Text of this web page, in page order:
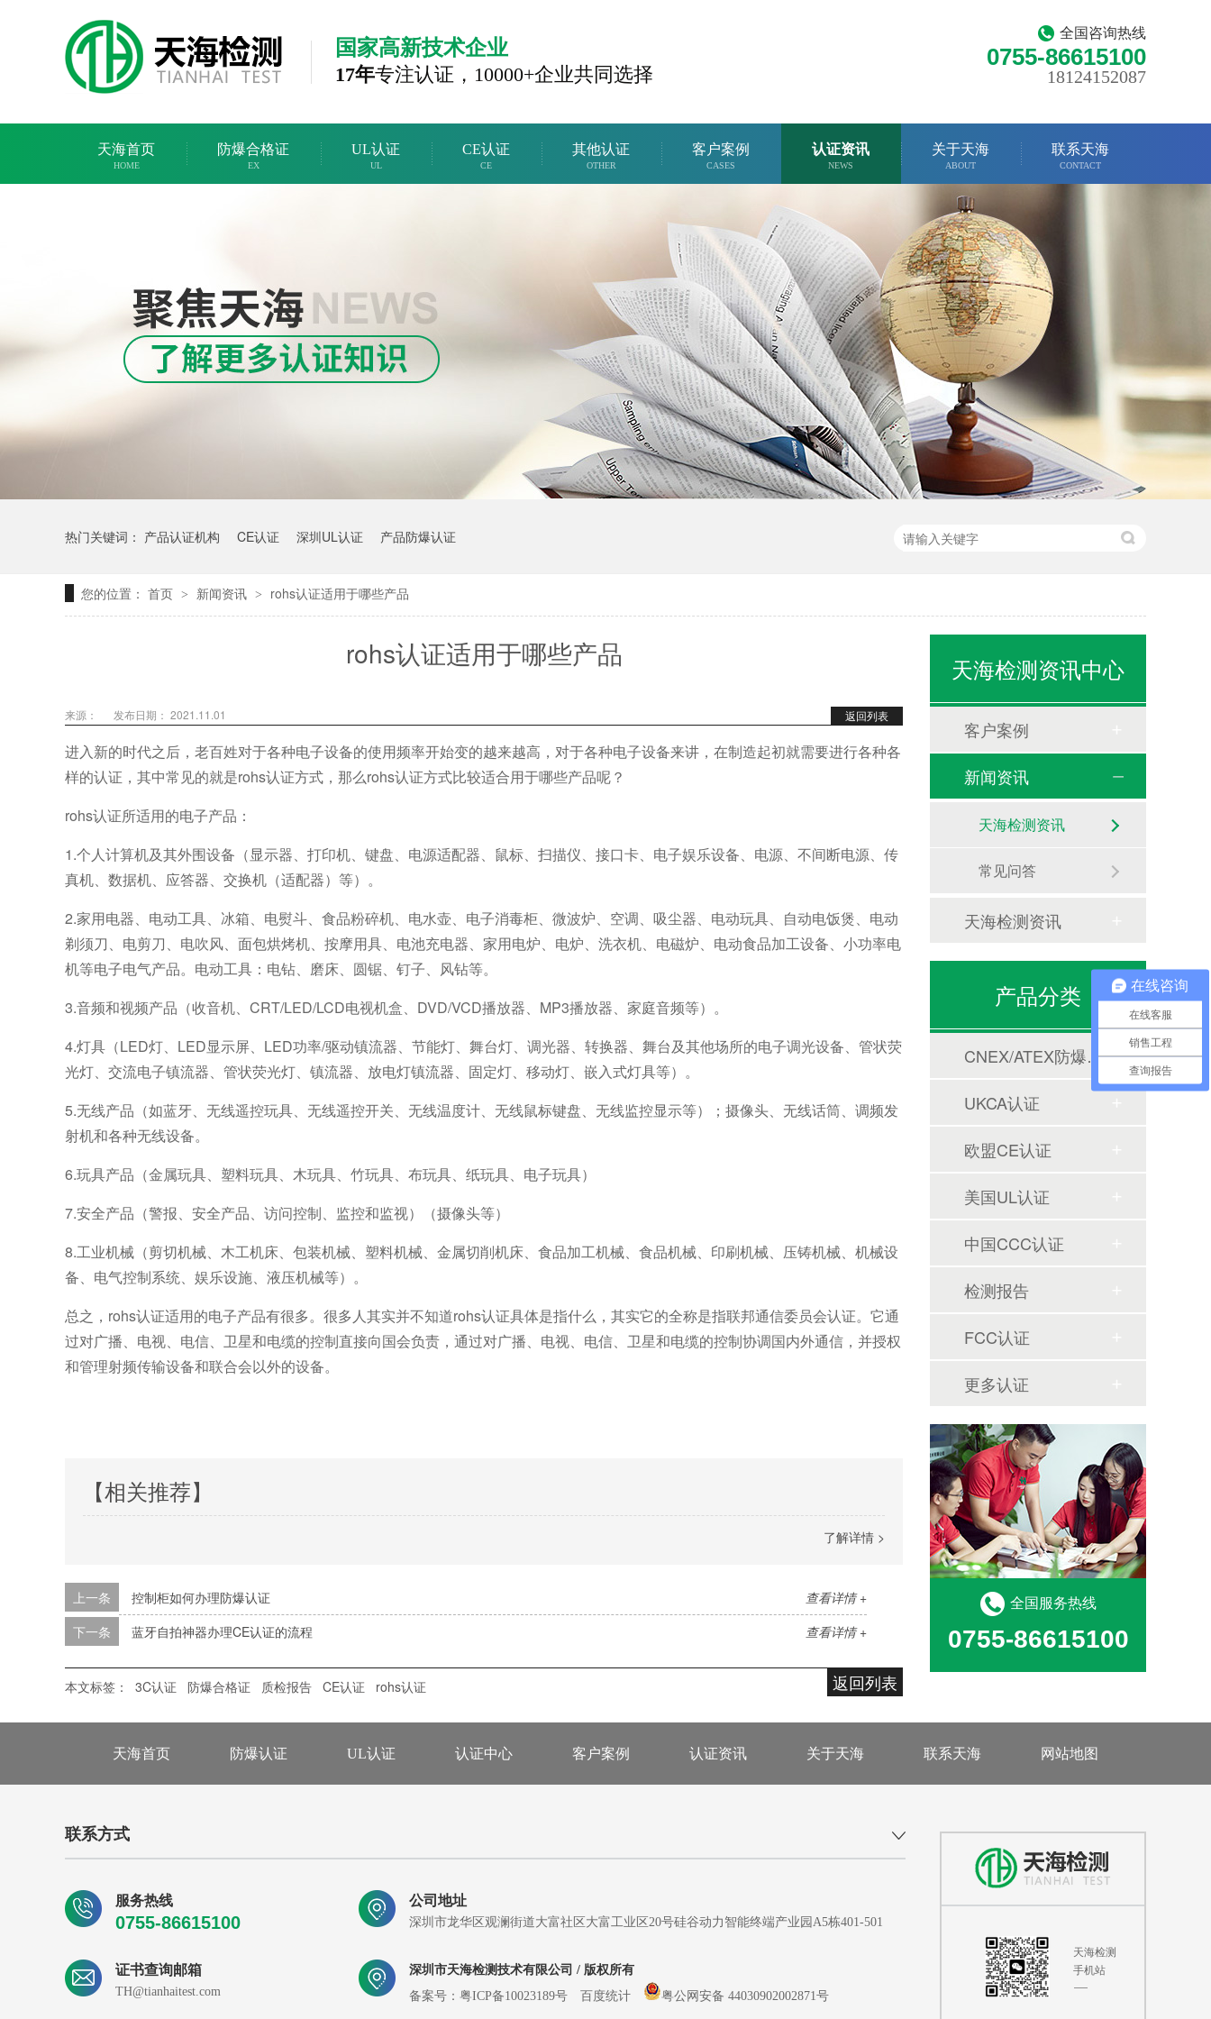
全国咨询热线
0755-86615100
18124152087
国家高新技术企业
17年专注认证， 10000+企业共同选择
天海首页
HOME
防爆合格证
EX
UL认证
UL
CE认证
CE
其他认证
OTHER
客户案例
CASES
认证资讯
NEWS
关于天海
ABOUT
联系天海
CONTACT
热门关键词： 产品认证机构 CE认证 深圳UL认证 产品防爆认证
您的位置： 首页 > 新闻资讯 > rohs认证适用于哪些产品
rohs认证适用于哪些产品
返回列表
来源： 发布日期： 2021.11.01
进入新的时代之后，老百姓对于各种电子设备的使用频率开始变的越来越高，对于各种电子设备来讲，在制造起初就需要进行各种各
样的认证，其中常见的就是rohs认证方式，那么rohs认证方式比较适合用于哪些产品呢？
rohs认证所适用的电子产品：
1.个人计算机及其外围设备（显示器、打印机、键盘、电源适配器、鼠标、扫描仪、接口卡、电子娱乐设备、电源、不间断电源、传
真机、数据机、应答器、交换机（适配器）等）。
2.家用电器、电动工具、冰箱、电熨斗、食品粉碎机、电水壶、电子消毒柜、微波炉、空调、吸尘器、电动玩具、自动电饭煲、电动
剃须刀、电剪刀、电吹风、面包烘烤机、按摩用具、电池充电器、家用电炉、电炉、洗衣机、电磁炉、电动食品加工设备、小功率电
机等电子电气产品。电动工具：电钻、磨床、圆锯、钉子、风钻等。
3.音频和视频产品（收音机、CRT/LED/LCD电视机盒、DVD/VCD播放器、MP3播放器、家庭音频等）。
4.灯具（LED灯、LED显示屏、LED功率/驱动镇流器、节能灯、舞台灯、调光器、转换器、舞台及其他场所的电子调光设备、管状荧
光灯、交流电子镇流器、管状荧光灯、镇流器、放电灯镇流器、固定灯、移动灯、嵌入式灯具等）。
5.无线产品（如蓝牙、无线遥控玩具、无线遥控开关、无线温度计、无线鼠标键盘、无线监控显示等）；摄像头、无线话筒、调频发
射机和各种无线设备。
6.玩具产品（金属玩具、塑料玩具、木玩具、竹玩具、布玩具、纸玩具、电子玩具）
7.安全产品（警报、安全产品、访问控制、监控和监视）（摄像头等）
8.工业机械（剪切机械、木工机床、包装机械、塑料机械、金属切削机床、食品加工机械、食品机械、印刷机械、压铸机械、机械设
备、电气控制系统、娱乐设施、液压机械等）。
总之，rohs认证适用的电子产品有很多。很多人其实并不知道rohs认证具体是指什么，其实它的全称是指联邦通信委员会认证。它通
过对广播、电视、电信、卫星和电缆的控制直接向国会负责，通过对广播、电视、电信、卫星和电缆的控制协调国内外通信，并授权
和管理射频传输设备和联合会以外的设备。
【相关推荐】
了解详情 >
查看详情 +
上一条
控制柜如何办理防爆认证
查看详情 +
下一条 蓝牙自拍神器办理CE认证的流程
返回列表
本文标签： 3C认证 防爆合格证 质检报告 CE认证 rohs认证
天海检测资讯中心
客户案例
新闻资讯
天海检测资讯
常见问答
天海检测资讯
产品分类
CNEX/ATEX防爆合格证
UKCA认证
欧盟CE认证
美国UL认证
中国CCC认证
检测报告
FCC认证
更多认证
全国服务热线
0755-86615100
天海首页 防爆认证 UL认证 认证中心 客户案例 认证资讯 关于天海 联系天海 网站地图
天海检测
手机站
联系方式
服务热线
0755-86615100
公司地址
深圳市龙华区观澜街道大富社区大富工业区20号硅谷动力智能终端产业园A5栋401-501
证书查询邮箱
TH@tianhaitest.com
深圳市天海检测技术有限公司 / 版权所有
备案号： 粤ICP备10023189号 百度统计 粤公网安备 44030902002871号
在线咨询
在线客服
销售工程
查询报告